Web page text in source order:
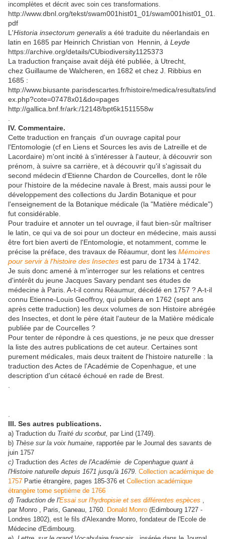
incomplètes et décrit avec soin ces transformations.
http://www.dbnl.org/tekst/swam001hist01_01/swam001hist01_01.
pdf
L'Historia insectorum generalis a été traduite du néerlandais en
latin en 1685 par Heinrich Christian von Hennin , à Leyde
https://archive.org/details/CUbiodiversity1125373
La traduction française avait déjà été publiée, à Utrecht,
chez Guillaume de Walcheren, en 1682 et chez J. Ribbius en
1685 :
http://www.biusante.parisdescartes.fr/histoire/medica/resultats/ind
ex.php?cote=07478x01&do=pages
http://gallica.bnf.fr/ark:/12148/bpt6k1511558w
IV. Commentaire.
Cette traduction en français d'un ouvrage capital pour
l'Entomologie (cf en Liens et Sources les avis de Latreille et de
Lacordaire) m'ont incité à s'intéresser à l'auteur, à découvrir son
prénom, à suivre sa carrière, et à découvrir qu'il s'agissait du
second médecin d'Etienne Chardon de Courcelles, dont le rôle
pour l'histoire de la médecine navale à Brest, mais aussi pour le
développement des collections du Jardin Botanique et pour
l'enseignement de la Botanique médicale (la "Matière médicale")
fut considérable.
Pour traduire et annoter un tel ouvrage, il faut bien-sûr maîtriser
le latin, ce qui va de soi pour un docteur en médecine, mais aussi
être fort bien averti de l'Entomologie, et notamment, comme le
précise la préface, des travaux de Réaumur, dont les Mémoires
pour servir à l'histoire des Insectes est paru de 1734 à 1742.
Je suis donc amené à m'interroger sur les relations et centres
d'intérêt du jeune Jacques Savary pendant ses études de
médecine à Paris. A-t-il connu Réaumur, décédé en 1757 ? A-t-il
connu Etienne-Louis Geoffroy, qui publiera en 1762 (sept ans
après cette traduction) les deux volumes de son Histoire abrégée
des Insectes, et dont le père était l'auteur de la Matière médicale
publiée par de Courcelles ?
Pour tenter de répondre à ces questions, je ne peux que dresser
la liste des autres publications de cet auteur. Certaines sont
purement médicales, mais deux traitent de l'histoire naturelle : la
traduction des Actes de l'Académie de Copenhague, et une
description d'un cétacé échoué en rade de Brest.
III. Ses autres publications.
a) Traduction du Traité du scorbut, par Lind (1749).
b) Thèse sur la voix humaine, rapportée par le Journal des savants de
juin 1757
c) Traduction desActes de l'Académie de Copenhague quant à
l'Histoire naturelle depuis 1671 jusqu'à 1679. Collection académique de
1757 Partie étrangère, pages 185-376 et Collection académique
étrangère tome septième de 1766
d) Traduction de l'Essai sur l'hydropisie et ses différentes espèces ,
par Monro , Paris, Ganeau, 1760. Donald Monro (Edimbourg 1727 -
Londres 1802), est le fils d'Alexandre Monro, fondateur de l'Ecole de
Médecine d'Edimbourg.